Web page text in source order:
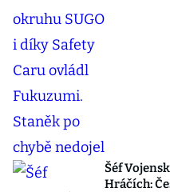
Šéf
Hráčích: